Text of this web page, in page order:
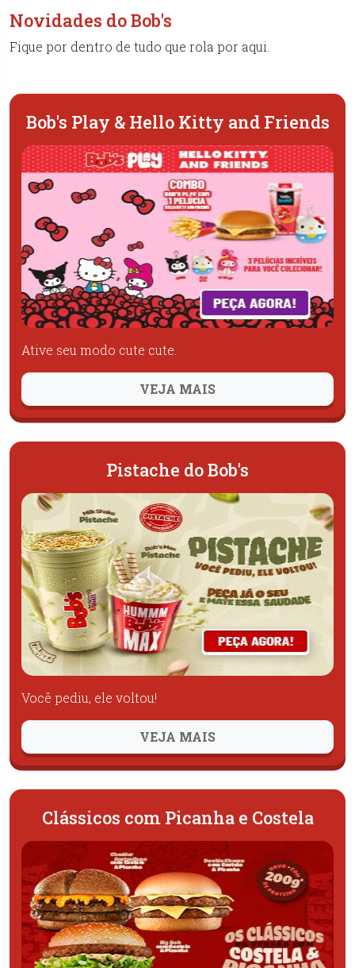
Novidades do Bob's
Fique por dentro de tudo que rola por aqui.
Bob's Play & Hello Kitty and Friends
Ative seu modo cute cute.
VEJA MAIS
Pistache do Bob's
Você pediu, ele voltou!
VEJA MAIS
Clássicos com Picanha e Costela